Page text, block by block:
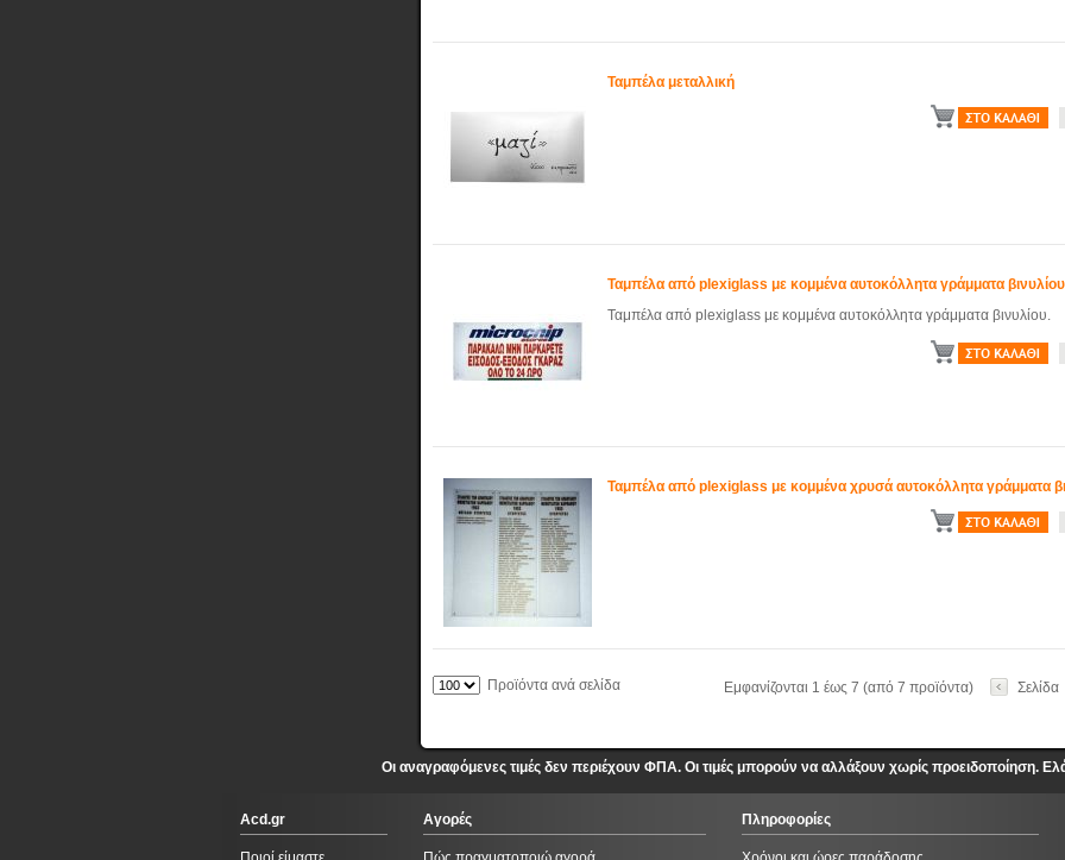
Ταμπέλα μεταλλική
Ταμπέλα από plexiglass με κομμένα αυτοκόλλητα γράμματα βινυλίου
Ταμπέλα από plexiglass με κομμένα αυτοκόλλητα γράμματα βινυλίου.
Ταμπέλα από plexiglass με κομμένα χρυσά αυτοκόλλητα γράμματα
Προϊόντα ανά σελίδα Σελίδα
Εμφανίζονται 1 έως 7 (από 7 προϊόντα)
Οι αναγραφόμενες τιμές δεν περιέχουν ΦΠΑ. Οι τιμές μπορούν να αλλάξουν χωρίς προειδοποίηση.
Acd.gr Αγορές Πληροφορίες